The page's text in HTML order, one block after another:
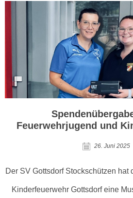
Feuerwehrjugend und
26. Juni 2025
Der SV Gottsdorf Stockschützen hat
Kinderfeuerwehr Gottsdorf eine